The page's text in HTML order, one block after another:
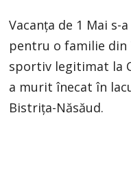
Vacanța de 1 Mai
pentru o familie din
sportiv legitimat la
a murit înecat în
Bistrița-Năsăud.